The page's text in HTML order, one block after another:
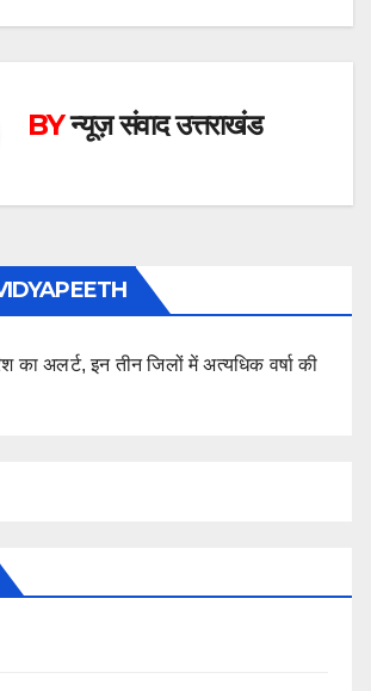
BYन्यूज़ संवाद उत्तराखंड
का अलर्ट, इन तीन जिलों में अत्यधिक वर्षा की